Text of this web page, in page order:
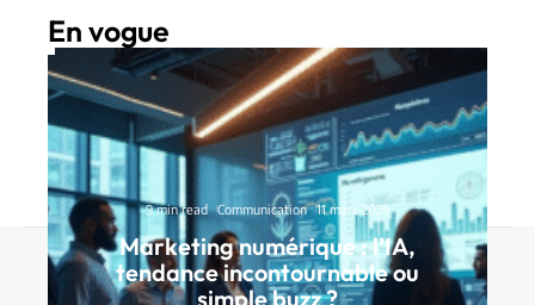
En vogue
9 min read Communication 11 mars 2026
Marketing numérique : l’IA,
tendance incontournable ou
simple buzz ?
© 2025 | technovox.fr
Contact Mentions Légales Sitemap